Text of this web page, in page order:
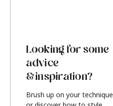
Looking for some
advice
& inspiration?
Brush up on your technique